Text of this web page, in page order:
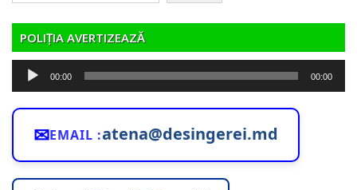
POLIȚIA AVERTIZEAZĂ
Player
audio
00:00 00:00
✉EMAIL :atena@desingerei.md